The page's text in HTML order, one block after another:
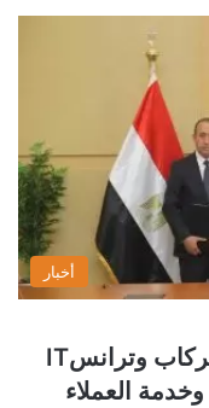
أخبار
اتفاقية تعاون بين شركات نقل الركاب وترانسIT
العملاء